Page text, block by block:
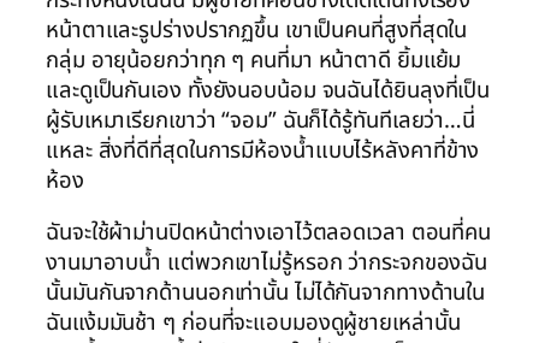
หน้าตาและรูปร่างปรากฏขึ้น เขาเป็นคนที่สูงที่สุดใน
กลุ่ม อายุน้อยกว่าทุก ๆ คนที่มา หน้าตาดี ยิ้มแย้ม
และดูเป็นกันเอง ทั้งยังนอบน้อม จนฉันได้ยินลุงที่เป็น
ผู้รับเหมาเรียกเขาว่า “จอม” ฉันก็ได้รู้ทันทีเลยว่า…นี่
แหละ สิ่งที่ดีที่สุดในการมีห้องน้ำแบบไร้หลังคาที่ข้าง
ห้อง
ฉันจะใช้ผ้าม่านปิดหน้าต่างเอาไว้ตลอดเวลา ตอนที่คน
งานมาอาบน้ำ แต่พวกเขาไม่รู้หรอก ว่ากระจกของฉัน
นั้นมันกันจากด้านนอกเท่านั้น ไม่ได้กันจากทางด้านใน
ฉันแง้มมันช้า ๆ ก่อนที่จะแอบมองดูผู้ชายเหล่านั้น